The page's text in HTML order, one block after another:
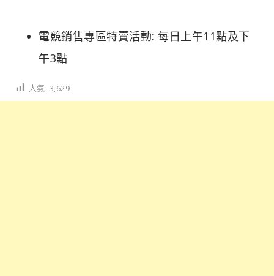
電競銷售專區特賣活動: 每日上午11點及下
午3點
人氣: 3,629